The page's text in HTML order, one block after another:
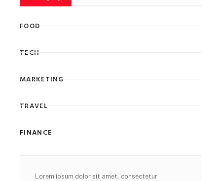
FOOD
TECH
MARKETING
TRAVEL
FINANCE
Lorem ipsum dolor sit amet, consectetur